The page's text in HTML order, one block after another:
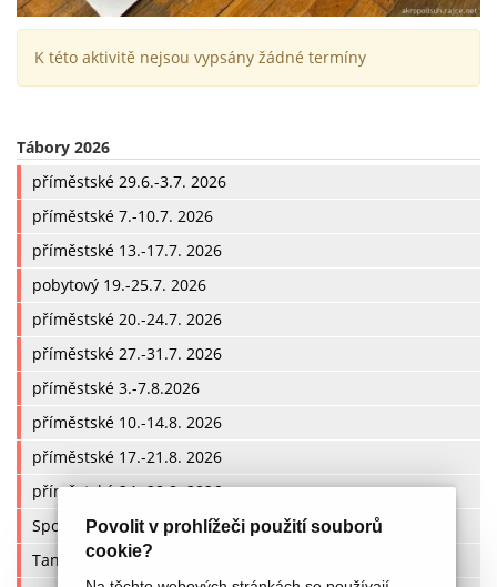
Povolit v prohlížeči použití souborů
cookie?
K této aktivitě nejsou vypsány žádné termíny
Tábory 2026
příměstské 29.6.-3.7. 2026
příměstské 7.-10.7. 2026
příměstské 13.-17.7. 2026
pobytový 19.-25.7. 2026
příměstské 20.-24.7. 2026
příměstské 27.-31.7. 2026
příměstské 3.-7.8.2026
příměstské 10.-14.8. 2026
příměstské 17.-21.8. 2026
příměstské 24.-28.8. 2026
Sportovní
Taneční